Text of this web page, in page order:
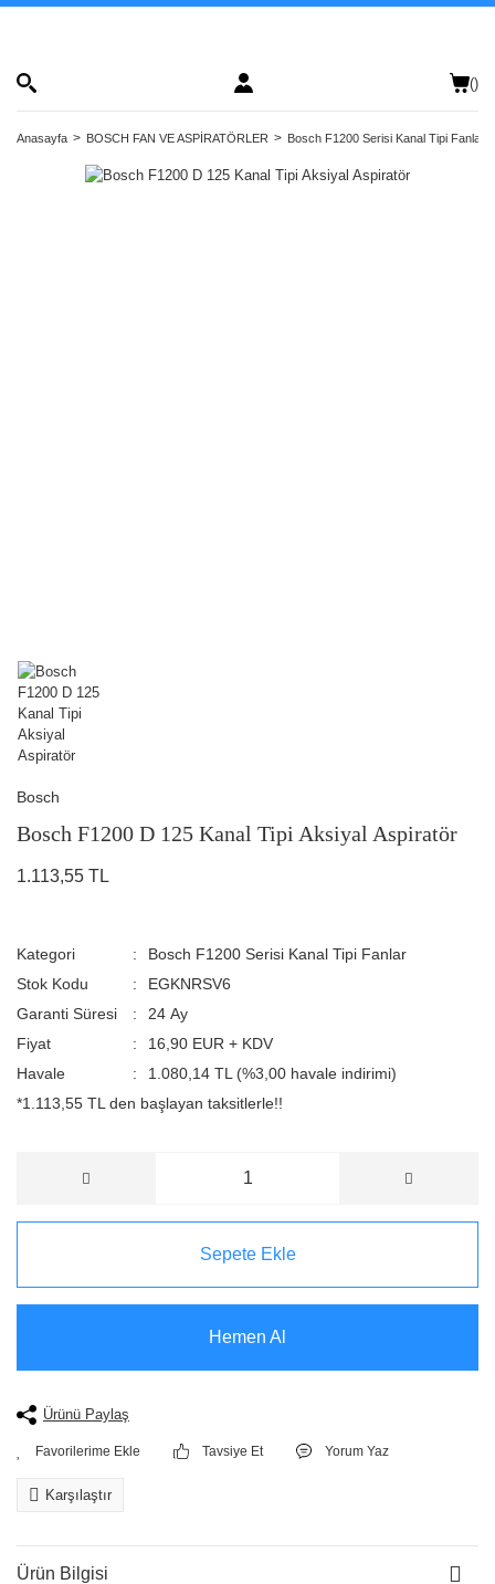
()
Anasayfa BOSCH FAN VE ASPİRATÖRLER Bosch F1200 Serisi Kanal Tipi Fanlar
Bosch
Bosch F1200 D 125 Kanal Tipi Aksiyal Aspiratör
1.113,55 TL
Kategori
Bosch F1200 Serisi Kanal Tipi Fanlar
Stok Kodu
EGKNRSV6
Garanti Süresi
24 Ay
Fiyat
16,90 EUR + KDV
Havale
1.080,14 TL (%3,00 havale indirimi)
*1.113,55 TL den başlayan taksitlerle!!
Sepete Ekle
Hemen Al
Ürünü Paylaş
Tavsiye Et Yorum Yaz
Karşılaştır
Ürün Bilgisi